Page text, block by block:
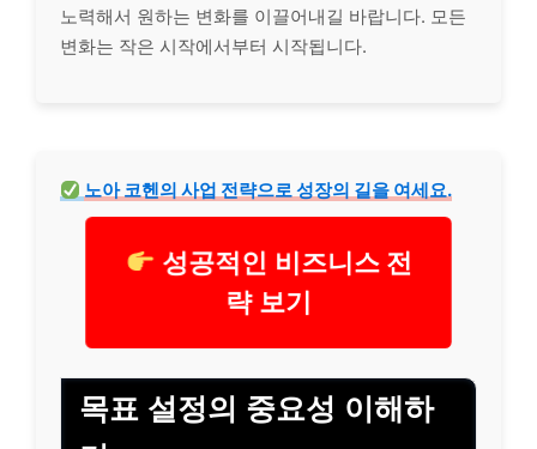
노력해서 원하는 변화를 이끌어내길 바랍니다. 모든
변화는 작은 시작에서부터 시작됩니다.
노아 코헨의 사업 전략으로 성장의 길을 여세요.
성공적인 비즈니스 전
략 보기
목표 설정의 중요성 이해하